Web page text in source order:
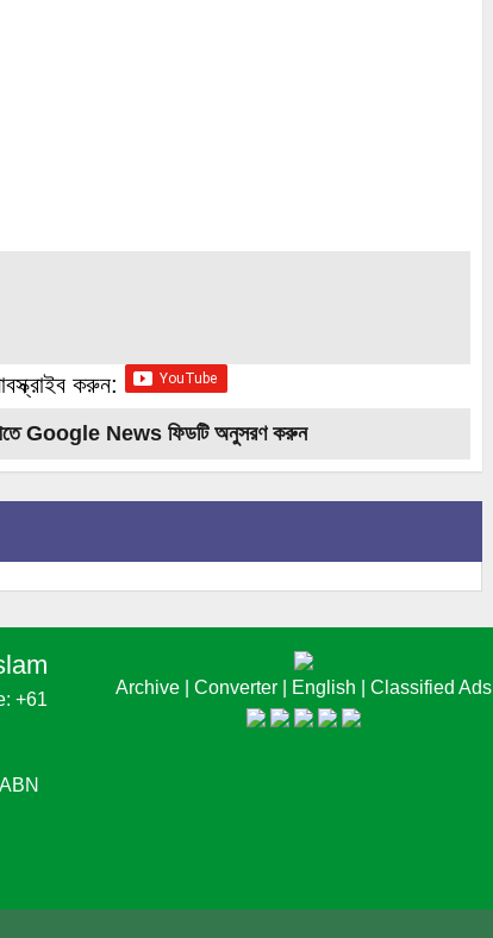
করুন:
Google News ফিডটি অনুসরণ করুন
+61
Archive Converter English Classified Ads